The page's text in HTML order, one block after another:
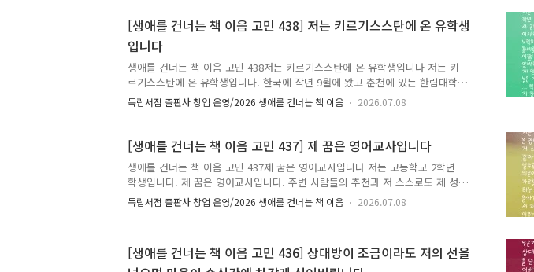
가, 당신의 고민에 책으로 답합니다. 생애를 건너는 책 이음 : 시간을 건너 너에
게 갈게.✍️ 고민에 어울리는 책과 그 이유, 그리고 응원의 한마디를 댓글에 남겨
주세요.🎁 여러분이 남겨주신 추천은 비슷한 고민을 하는 또 다른 누군가에게 다
정한 이정표가 되어줄 예정입니다. 책 추천이 달린 고민 ..
[생애를 건너는 책 이음 고민 438] 저는 키르기스스탄에 온 유학생
입니다
생애를 건너는 책 이음 고민 438저는 키르기스스탄에 온 유학생입니다 저는 키
르기스스탄에 온 유학생입니다. 한국에 작년 9월에 왔고 춘천에 있는 한림대학교
에서 공부하고 있습니다. 지금 방학 중 강릉에 이사하고 알바 구하며 학비를 직
접 내기에 노력하고 있습니다. 실은 한국에 올 때부터 생활비를 스스로 내고 있
학비를 내기 바라고 할 수 있는 게 믿어요. 7월 5일 토픽 시험 볼 예정이고 오늘
은 여기에 온 이유가 공부하기예요. 글쎄요… 학비도 낼 수 있는지 시험도 잘 볼
수 있는지 참 많이 걱정하고 고민하고 있습니다. 그래도 할 수 있겠치? ㅠㅠ ✉️
시간을 먼저 지나온 누군가, 당신의 고민에 책으로 답합니다. 생애를 ..
독립서점 출판사 창업 운영/2026 생애를 건너는 책 이음 2026.07.08
[생애를 건너는 책 이음 고민 437] 제 꿈은 영어교사입니다
생애를 건너는 책 이음 고민 437제 꿈은 영어교사입니다 저는 고등학교 2학년
학생입니다. 제 꿈은 영어교사입니다. 주변 사람들의 추천과 저 스스로도 제 성
향에 적합한 진로일 것 같아 선정했습니다. 하지만 시간이 지날수록 제가 정말
이 직업에 적합한지 의문이 생깁니다. “내가 진짜 사람들을 가르칠 수 있을까?”
게 있을까요? ✉️ 시간을 먼저 지나온 누군가, 당신의 고민에 책으로 답합니다.
독립서점 출판사 창업 운영/2026 생애를 건너는 책 이음 2026.07.08
[생애를 건너는 책 이음 고민 436] 상대방이 조금이라도 저의 선을